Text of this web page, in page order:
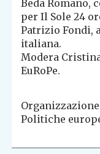
Beda Romano,
per Il Sole 24
Patrizio Fondi,
italiana.
Modera
EuRoPe.
Organizzazione
Politiche